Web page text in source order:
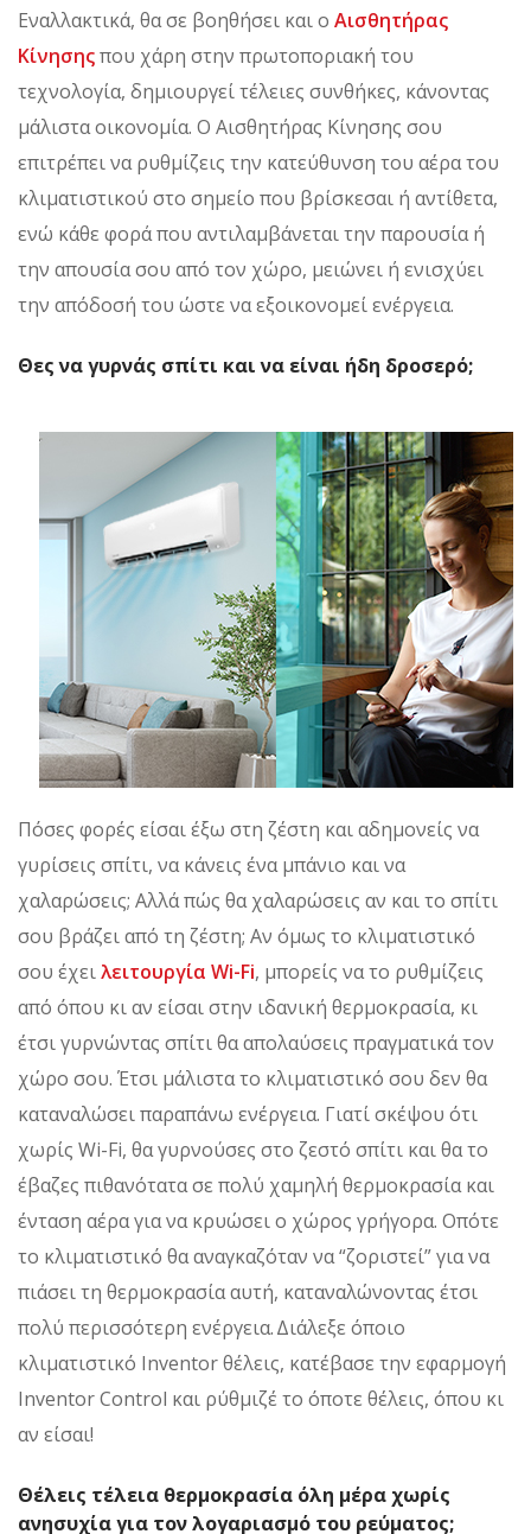
Εναλλακτικά, θα σε βοηθήσει και ο Αισθητήρας
Κίνησηςπου χάρη στην πρωτοποριακή του
τεχνολογία, δημιουργεί τέλειες συνθήκες, κάνοντας
μάλιστα οικονομία. Ο Αισθητήρας Κίνησης σου
επιτρέπει να ρυθμίζεις την κατεύθυνση του αέρα του
κλιματιστικού στο σημείο που βρίσκεσαι ή αντίθετα,
ενώ κάθε φορά που αντιλαμβάνεται την παρουσία ή
την απουσία σου από τον χώρο, μειώνει ή ενισχύει
την απόδοσή του ώστε να εξοικονομεί ενέργεια.
Θες να γυρνάς σπίτι και να είναι ήδη δροσερό;
Πόσες φορές είσαι έξω στη ζέστη και αδημονείς να
γυρίσεις σπίτι, να κάνεις ένα μπάνιο και να
χαλαρώσεις; Αλλά πώς θα χαλαρώσεις αν και το σπίτι
σου βράζει από τη ζέστη; Αν όμως το κλιματιστικό
σου έχειλειτουργία Wi-Fi, μπορείς να το ρυθμίζεις
από όπου κι αν είσαι στην ιδανική θερμοκρασία, κι
έτσι γυρνώντας σπίτι θα απολαύσεις πραγματικά τον
χώρο σου. Έτσι μάλιστα το κλιματιστικό σου δεν θα
καταναλώσει παραπάνω ενέργεια. Γιατί σκέψου ότι
χωρίς Wi-Fi, θα γυρνούσες στο ζεστό σπίτι και θα το
έβαζες πιθανότατα σε πολύ χαμηλή θερμοκρασία και
ένταση αέρα για να κρυώσει ο χώρος γρήγορα. Οπότε
το κλιματιστικό θα αναγκαζόταν να “ζοριστεί” για να
πιάσει τη θερμοκρασία αυτή, καταναλώνοντας έτσι
πολύ περισσότερη ενέργεια. Διάλεξε όποιο
κλιματιστικό Inventor θέλεις, κατέβασε την εφαρμογή
Inventor Control και ρύθμιζέ το όποτε θέλεις, όπου κι
αν είσαι!
Θέλεις τέλεια θερμοκρασία όλη μέρα χωρίς
ανησυχία για τον λογαριασμό του ρεύματος;